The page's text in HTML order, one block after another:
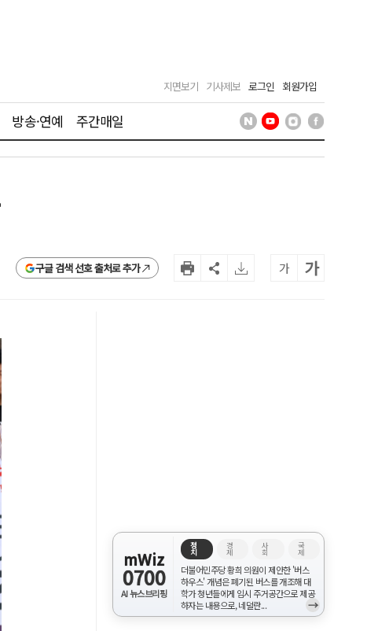
지면보기 기사제보 로그인 회원가입
방송·연예 주간매일
구글 검색 선호 출처로 추가 가 가
mWiz
0700
AI 뉴스브리핑
정
치
경
제
사
회
국
제
더불어민주당 황희 의원이 제안한 '버스
하우스' 개념은 폐기된 버스를 개조해 대
학가 청년들에게 임시 주거공간으로 제공
하자는 내용으로, 네덜란...
→